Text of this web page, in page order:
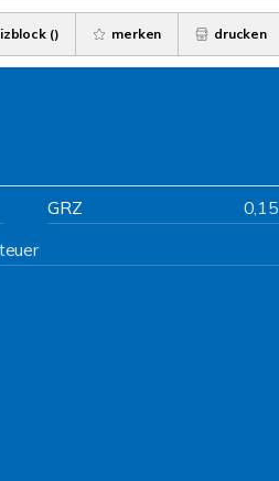
() merken drucken
GRZ
0,15